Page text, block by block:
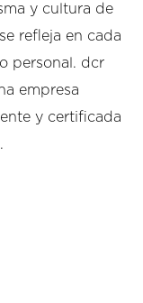
y cultura de
refleja en cada
personal. dcr
empresa
y certificada